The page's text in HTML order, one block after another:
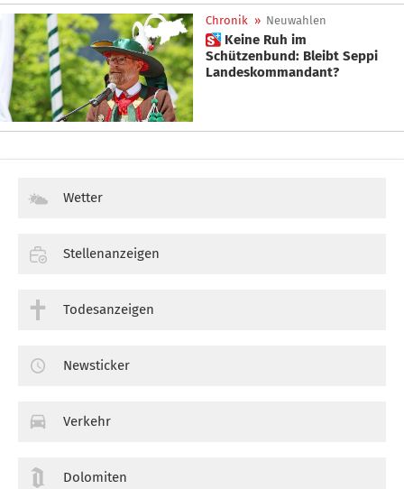
Chronik » Neuwahlen
 Keine Ruh im
Schützenbund: Bleibt Seppi
Landeskommandant?
Wetter
Stellenanzeigen
Todesanzeigen
Newsticker
Verkehr
Dolomiten